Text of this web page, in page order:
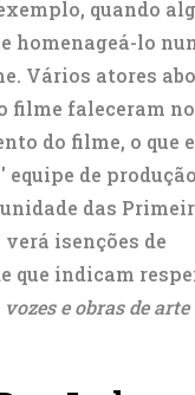
quando
homenageá-lo
Vários atores
filme faleceram
do filme, o que
equipe de
das
isenções de
que indicam
e obras de arte